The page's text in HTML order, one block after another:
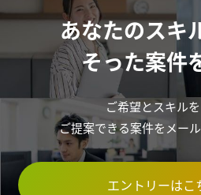
あなたのスキ
そった案件
ご希望とスキル
ご提案できる案件をメール
エントリーはこ